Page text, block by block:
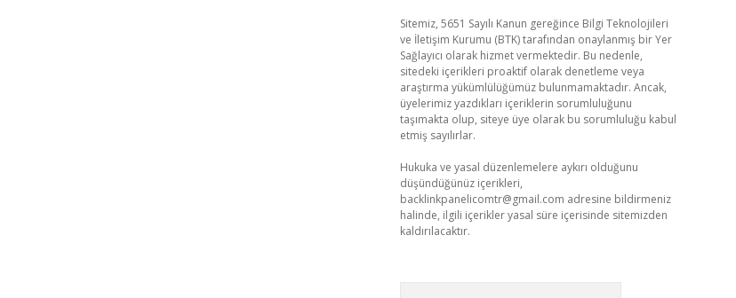
Sitemiz, 5651 Sayılı Kanun gereğince Bilgi Teknolojileri
ve İletişim Kurumu (BTK) tarafından onaylanmış bir Yer
Sağlayıcı olarak hizmet vermektedir. Bu nedenle,
sitedeki içerikleri proaktif olarak denetleme veya
araştırma yükümlülüğümüz bulunmamaktadır. Ancak,
üyelerimiz yazdıkları içeriklerin sorumluluğunu
taşımakta olup, siteye üye olarak bu sorumluluğu kabul
etmiş sayılırlar.
Hukuka ve yasal düzenlemelere aykırı olduğunu
düşündüğünüz içerikleri,
backlinkpanelicomtr@gmail.com adresine bildirmeniz
halinde, ilgili içerikler yasal süre içerisinde sitemizden
kaldırılacaktır.